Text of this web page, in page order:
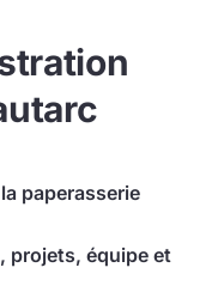
paperasserie
projets, équipe et